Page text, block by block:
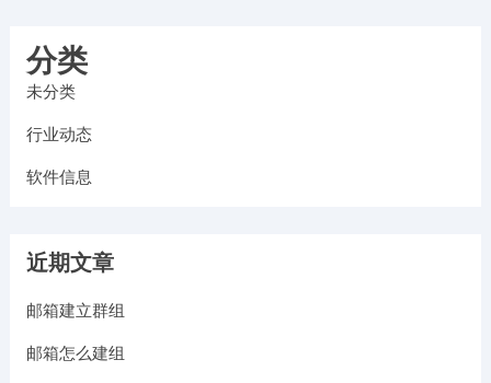
分类
未分类
行业动态
软件信息
近期文章
邮箱建立群组
邮箱怎么建组